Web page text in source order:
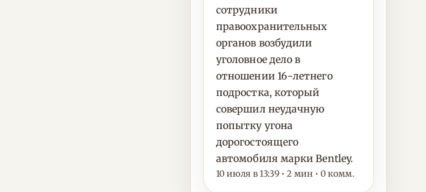
сотрудники
правоохранительных
органов возбудили
уголовное дело в
отношении 16-летнего
подростка, который
совершил неудачную
попытку угона
дорогостоящего
автомобиля марки Bentley.
10 июля в 13:39 • 2 мин • 0 комм.